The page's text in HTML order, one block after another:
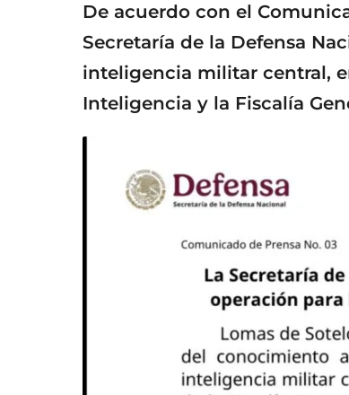
De acuerdo con el
Secretaría de la Defensa
inteligencia militar central,
Inteligencia y la Fiscalía